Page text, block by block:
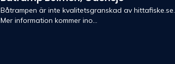
Båtrampen är inte kvalitetsgranskad av hittafiske.se.
Mer information kommer ino...